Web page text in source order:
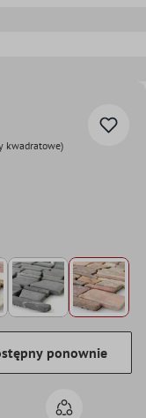
kwadratowe)
ponownie